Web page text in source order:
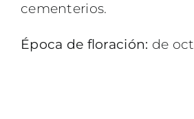
cementerios.
Época de floración: de